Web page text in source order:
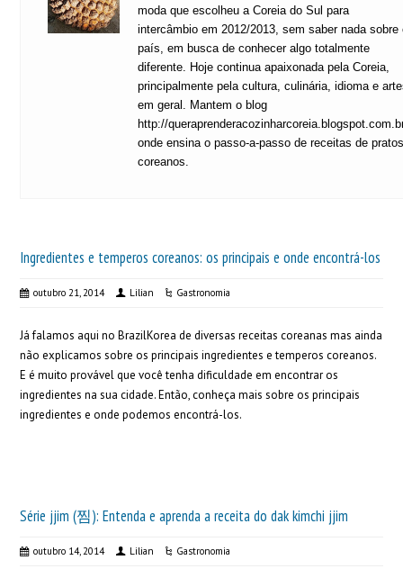
moda que escolheu a Coreia do Sul para
intercâmbio em 2012/2013, sem saber nada sobre
país, em busca de conhecer algo totalmente
diferente. Hoje continua apaixonada pela Coreia,
principalmente pela cultura, culinária, idioma e
em geral. Mantem o blog
http://
onde ensina o passo-a-passo de receitas de
coreanos.
Ingredientes e temperos coreanos: os principais e onde encontrá-los
outubro 21, 2014 Lilian Gastronomia
Já falamos aqui no BrazilKorea de diversas receitas coreanas mas ainda
não explicamos sobre os principais ingredientes e temperos coreanos.
E é muito provável que você tenha dificuldade em encontrar os
ingredientes na sua cidade. Então, conheça mais sobre os principais
ingredientes e onde podemos encontrá-los.
Série jjim (찜): Entenda e aprenda a receita do dak kimchi jjim
outubro 14, 2014 Lilian Gastronomia